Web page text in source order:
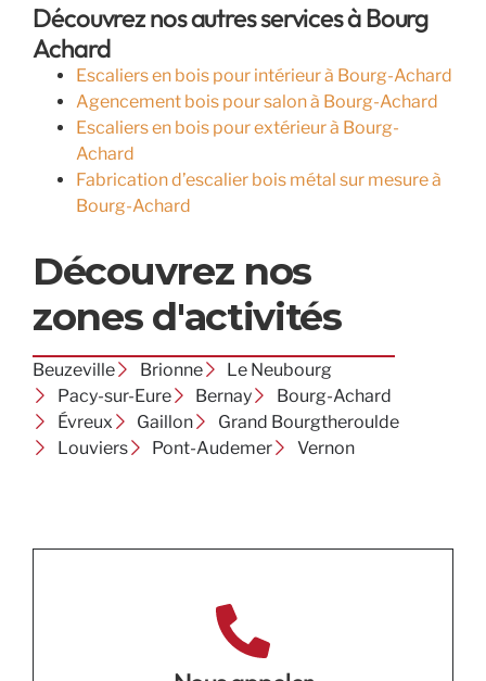
Découvrez nos autres services à Bourg
Achard
Escaliers en bois pour intérieur à Bourg-Achard
Agencement bois pour salon à Bourg-Achard
Escaliers en bois pour extérieur à Bourg-
Achard
Fabrication d’escalier bois métal sur mesure à
Bourg-Achard
Découvrez nos
zones d'activités
Beuzeville Brionne
Le Neubourg
Pacy-sur-Eure
Bernay
Bourg-Achard
Évreux
Gaillon
Grand Bourgtheroulde
Louviers
Pont-Audemer Vernon